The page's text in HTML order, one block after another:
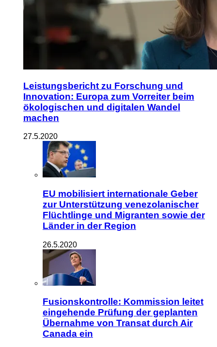
Leistungsbericht zu Forschung und
Innovation: Europa zum Vorreiter beim
ökologischen und digitalen Wandel
machen
27.5.2020
EU mobilisiert internationale Geber
zur Unterstützung venezolanischer
Flüchtlinge und Migranten sowie der
Länder in der Region
26.5.2020
Fusionskontrolle: Kommission leitet
eingehende Prüfung der geplanten
Übernahme von Transat durch Air
Canada ein